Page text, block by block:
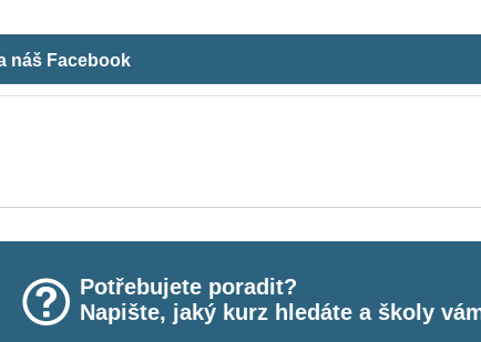
náš Facebook
Potřebujete poradit?
Napište, jaký kurz hledáte a školy